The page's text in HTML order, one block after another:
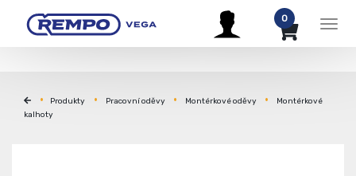
0
Produkty Pracovní oděvy Montérkové oděvy
Montérkové
kalhoty